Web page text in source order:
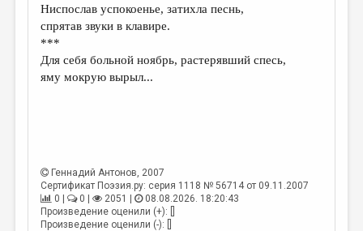
ЛИТЕРАТУРОВЕДЕНИЕ
ПУБЛИЦИСТИКА
ТРЕДИАКОВСКИЙ
МЕДИА
ВКОНТАКТЕ
Ниспослав успокоенье, затихла песнь,
спрятав звуки в клавире.
***
Для себя больной ноябрь, растерявший спесь,
яму мокрую вырыл...
Геннадий Антонов, 2007
Сертификат Поэзия.ру: серия 1118 № 56714 от 09.11.2007
0 |
0 | 2051 |
08.08.2026. 18:20:43
Произведение оценили (+): []
Произведение оценили (-): []